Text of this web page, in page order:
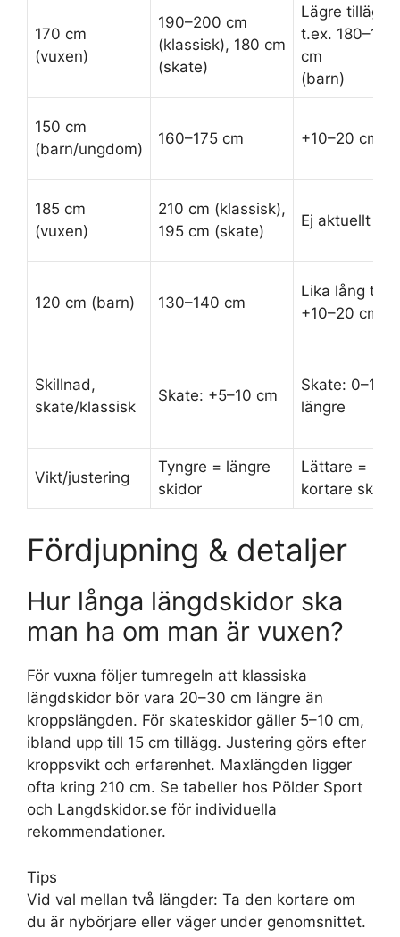
170 cm
(vuxen)
190–200 cm
(klassisk), 180 cm
(skate)
Lägre tillägg,
t.ex. 180–190
cm
(barn)
150 cm
(barn/ungdom)
160–175 cm +10–20 cm
185 cm
(vuxen)
210 cm (klassisk),
195 cm (skate)
Ej aktuellt
120 cm (barn) 130–140 cm
Lika lång till
+10–20 cm
Skillnad,
skate/klassisk
Skate: +5–10 cm
Skate: 0–10
längre
Vikt/justering
Tyngre = längre
skidor
Lättare =
kortare skidor
Fördjupning & detaljer
Hur långa längdskidor ska
man ha om man är vuxen?
För vuxna följer tumregeln att klassiska
längdskidor bör vara 20–30 cm längre än
kroppslängden. För skateskidor gäller 5–10 cm,
ibland upp till 15 cm tillägg. Justering görs efter
kroppsvikt och erfarenhet. Maxlängden ligger
ofta kring 210 cm. Se tabeller hos Pölder Sport
och Langdskidor.se för individuella
rekommendationer.
Tips
Vid val mellan två längder: Ta den kortare om
du är nybörjare eller väger under genomsnittet.